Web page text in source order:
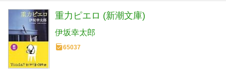
重力ピエロ (新潮文庫)
伊坂幸太郎
65037